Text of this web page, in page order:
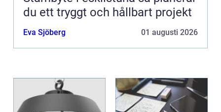
du ett tryggt och hållbart projekt
Eva Sjöberg 01 augusti 2026